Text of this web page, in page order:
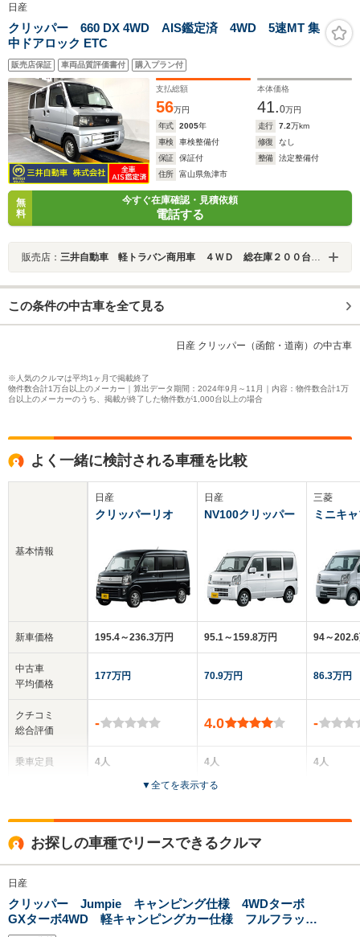
日産
クリッパー 660 DX 4WD AIS鑑定済 4WD 5速MT 集
中ドアロック ETC
販売店保証 車両品質評価書付 購入プラン付
支払総額
56万円
本体価格
41.0万円
年式
2005年 走行 7.2万km
車検
車検整備付 修復
なし
保証
保証付 整備
法定整備付
住所
富山県魚津市
無
料
今すぐ在庫確認・見積依頼
電話する
販売店： 三井自動車 軽トラバン商用車 ４ＷＤ 総在庫２００台 全車ＡＩＳ鑑定済 業販歓迎
この条件の中古車を全て見る
日産 クリッパー（函館・道南）の中古車
※人気のクルマは平均1ヶ月で掲載終了
物件数合計1万台以上のメーカー｜算出データ期間：2024年9月～11月｜内容：物件数合計1万
台以上のメーカーのうち、掲載が終了した物件数が1,000台以上の場合
よく一緒に検討される車種を比較
基本情報
新車価格
中古車
平均価格
クチコミ
総合評価
乗車定員
サイズ
日産
クリッパーリオ
195.4～236.3万円
177万円
-
4人
1.9m～1.91m
全幅
1.48m
日産
NV100クリッパー
95.1～159.8万円
70.9万円
4.0
4人
5ドア
1.8m～1.9m
全幅
1.48m
三菱
ミニキ
94～
86.3万円
-
4人
▼全てを表示する
お探しの車種でリースできるクルマ
日産
クリッパー Jumpie キャンピング仕様 4WDターボ
GXターボ4WD 軽キャンピングカー仕様 フルフラット